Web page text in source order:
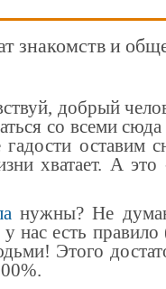
знакомств и
добрый
со всеми
гадости оставим
хватает. А
нужны? Не
у нас есть
Этого